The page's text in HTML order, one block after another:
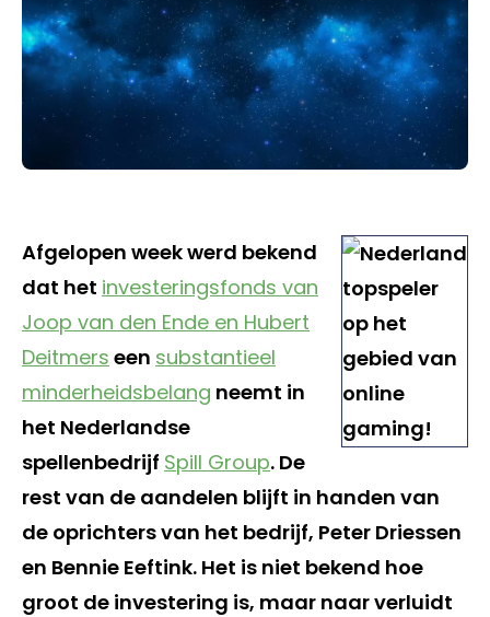
Afgelopen week werd bekend
dat het investeringsfonds van
Joop van den Ende en Hubert
Deitmers een substantieel
minderheidsbelang neemt in
het Nederlandse
spellenbedrijf Spill Group. De
rest van de aandelen blijft in handen van
de oprichters van het bedrijf, Peter Driessen
en Bennie Eeftink. Het is niet bekend hoe
groot de investering is, maar naar verluidt